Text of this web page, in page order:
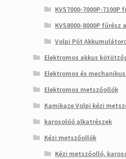
KVS7000-7000P-
KVS8000-8000P fűrész
Volpi Pót
Elektromos akkus
Elektromos és
Elektromos metszőollók
Kamikaze Volpi kézi
karosolóó alkatrészek
Kézi metszőollók
Kézi metszőolló,